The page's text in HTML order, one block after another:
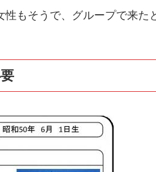
もそうで、グループで来た